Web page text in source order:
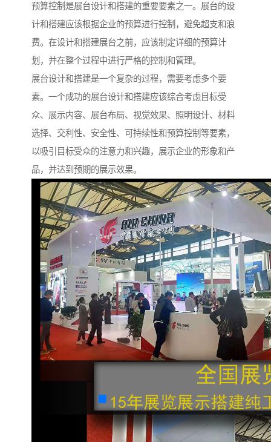
预算控制是展台设计和搭建的重要要素之一。展台的设
计和搭建应该根据企业的预算进行控制，避免超支和浪
费。在设计和搭建展台之前，应该制定详细的预算计
划，并在整个过程中进行严格的控制和管理。
展台设计和搭建是一个复杂的过程，需要考虑多个要
素。一个成功的展台设计和搭建应该综合考虑目标受
众、展示内容、展台布局、视觉效果、照明设计、材料
选择、交利性、安全性、可持续性和预算控制等要素，
以吸引目标受众的注意力和兴趣，展示企业的形象和产
品，并达到预期的展示效果。